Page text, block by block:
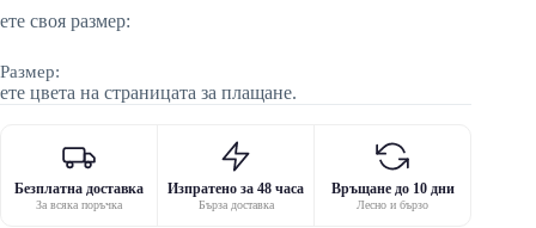
ете своя размер:
Размер:
ете цвета на страницата за плащане.
Безплатна доставка
За всяка поръчка
Изпратено за 48 часа
Бърза доставка
Връщане до 10 дни
Лесно и бързо